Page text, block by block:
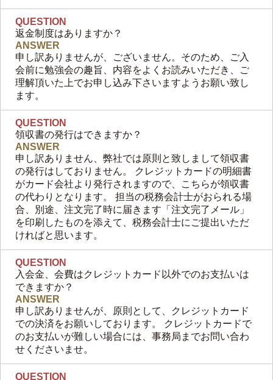
QUESTION
返金制度はありますか？
ANSWER
申し訳ありませんが、ございません。そのため、ご入
会前に勉強会の趣旨、内容をよくお読みいただき、ご
理解頂いた上でお申し込み下さいますようお願い致し
ます。
QUESTION
領収書の発行はできますか？
ANSWER
申し訳ありません、弊社では原則と致しまして領収書
の発行はしておりません。 クレジットカードの明細書
がカード会社より発行されますので、こちらが領収書
の代わりとなります。 担当の税務会計士がおられる場
合、別途、注文完了時に届きます「注文完了メール」
を印刷したものを添えて、税務会計士にご提出いただ
ければと思います。
QUESTION
入会金、会費はクレジットカード以外でのお支払いは
できますか？
ANSWER
申し訳ありませんが、原則として、クレジットカード
での決済をお願いしております。 クレジットカードで
のお支払いが難しい場合には、事務局までお問い合わ
せくださいませ。
QUESTION